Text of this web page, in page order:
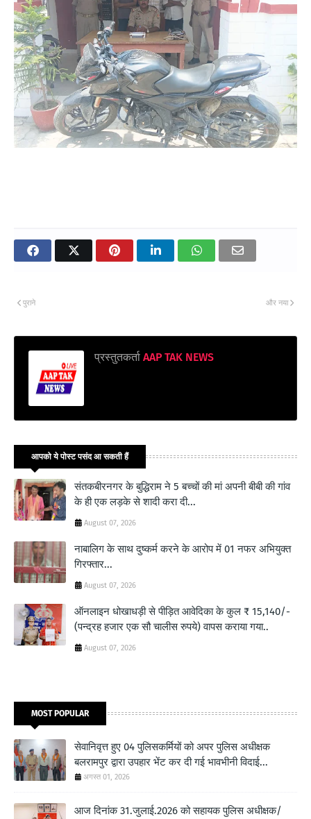
और नया
पुराने
प्रस्तुतकर्ता AAP TAK NEWS
आपको ये पोस्ट पसंद आ सकती हैं
संतकबीरनगर के बुद्धिराम ने 5 बच्चों की मां अपनी बीबी की गांव
के ही एक लड़के से शादी करा दी...
August 07, 2026
नाबालिग के साथ दुष्कर्म करने के आरोप में 01 नफर अभियुक्त
गिरफ्तार...
August 07, 2026
ऑनलाइन धोखाधड़ी से पीड़ित आवेदिका के कुल ₹ 15,140/-
(पन्द्रह हजार एक सौ चालीस रुपये) वापस कराया गया..
August 07, 2026
MOST POPULAR
सेवानिवृत्त हुए 04 पुलिसकर्मियों को अपर पुलिस अधीक्षक
बलरामपुर द्वारा उपहार भेंट कर दी गई भावभीनी विदाई...
अगस्त 01, 2026
आज दिनांक 31.जुलाई.2026 को सहायक पुलिस अधीक्षक/